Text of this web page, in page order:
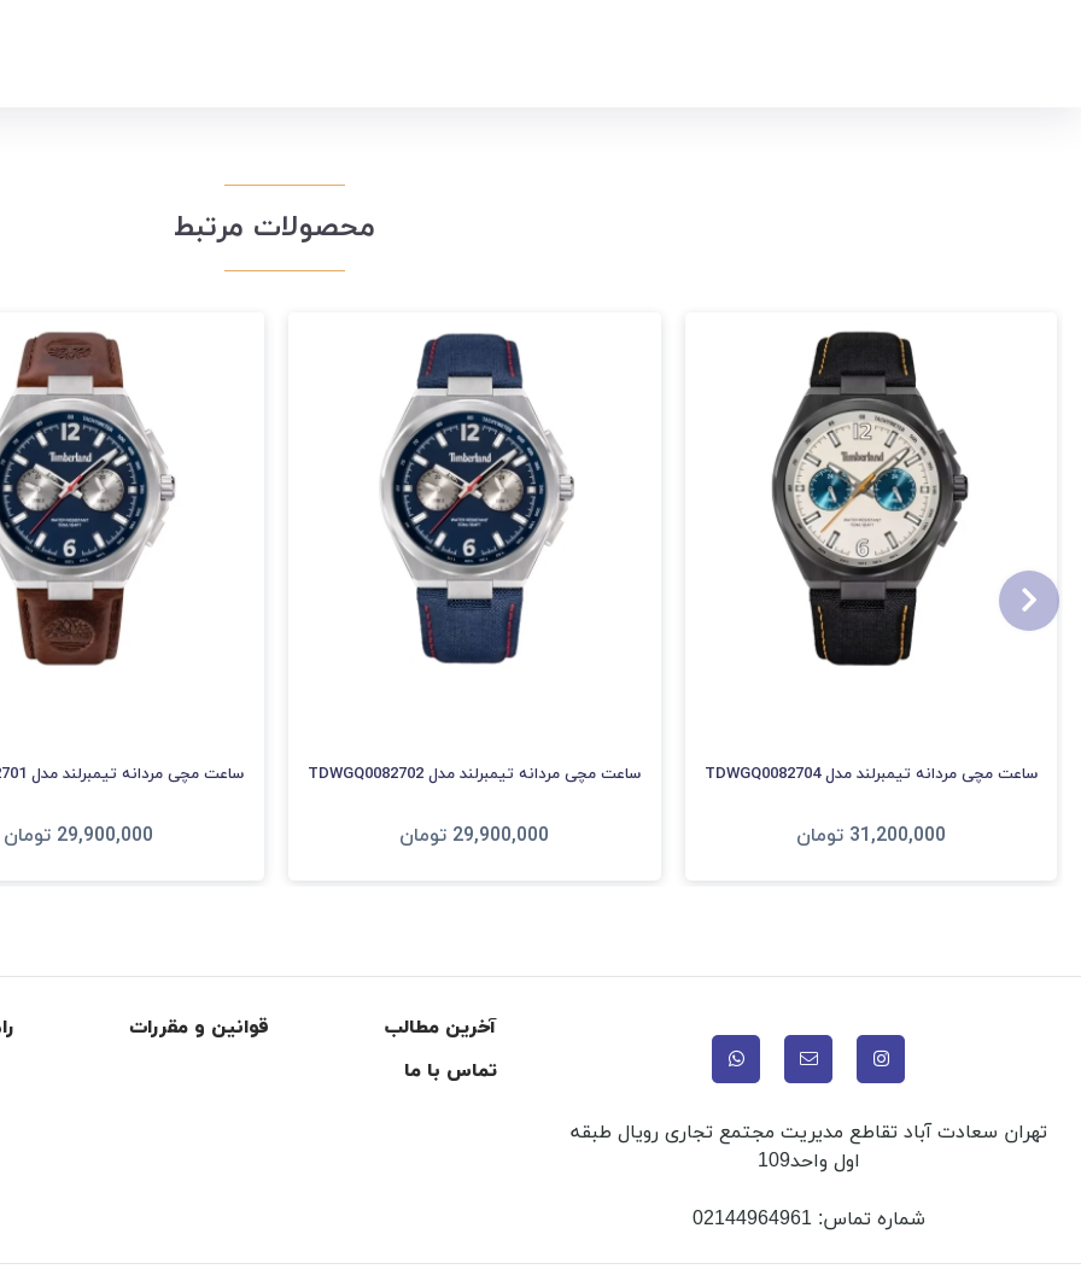
محصولات مرتبط
ساعت مچی مردانه تیمبرلند مدل TDWGQ0082704
31,200,000 تومان
ساعت مچی مردانه تیمبرلند مدل TDWGQ0082702
29,900,000 تومان
ساعت مچی مردانه تیمبرلند مدل TDWGF0082701
29,900,000 تومان
تهران سعادت آباد تقاطع مدیریت مجتمع تجاری رویال طبقه
اول واحد109
شماره تماس:02144964961
آخرین مطالب قوانین و مقررات
تماس با ما